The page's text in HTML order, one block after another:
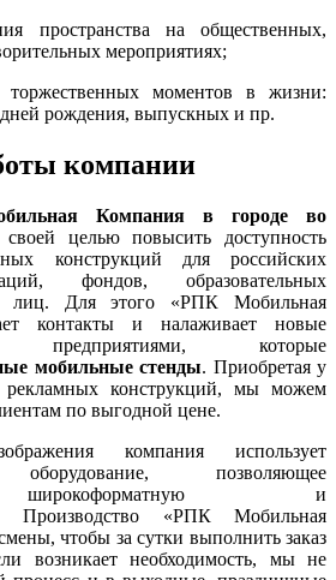
пространства на общественных,
мероприятиях;
торжественных моментов в жизни:
рождения, выпускных и пр.
компании
Компания в городе во
своей целью повысить доступность
конструкций для российских
фондов, образовательных
лиц. Для этого «РПК Мобильная
контакты и налаживает новые
которые
мобильные стенды. Приобретая у
конструкций, мы можем
по выгодной цене.
компания использует
оборудование, позволяющее
и
Производство «РПК Мобильная
чтобы за сутки выполнить заказ
возникает необходимость, мы не